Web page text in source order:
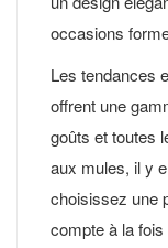
occasions
Les tendances
offrent une
goûts et toutes
aux mules, il y
choisissez une
compte à la